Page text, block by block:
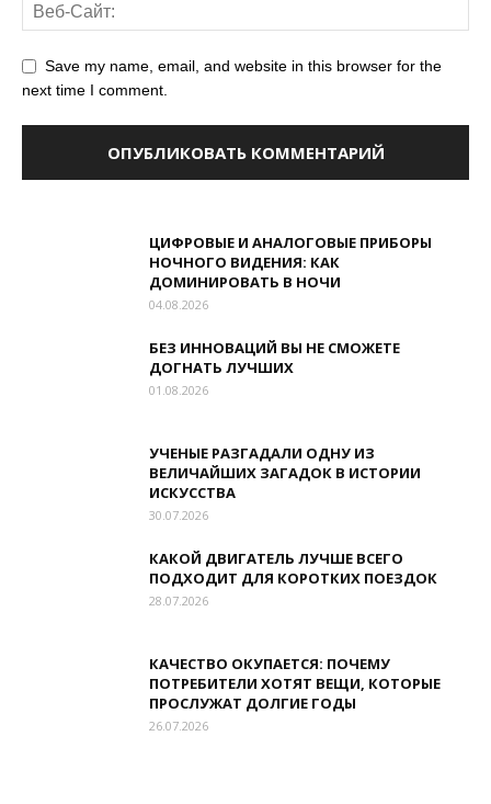
Save my name, email, and website in this browser for the
next time I comment.
ЦИФРОВЫЕ И АНАЛОГОВЫЕ ПРИБОРЫ
НОЧНОГО ВИДЕНИЯ: КАК
ДОМИНИРОВАТЬ В НОЧИ
04.08.2026
БЕЗ ИННОВАЦИЙ ВЫ НЕ СМОЖЕТЕ
ДОГНАТЬ ЛУЧШИХ
01.08.2026
УЧЕНЫЕ РАЗГАДАЛИ ОДНУ ИЗ
ВЕЛИЧАЙШИХ ЗАГАДОК В ИСТОРИИ
ИСКУССТВА
30.07.2026
КАКОЙ ДВИГАТЕЛЬ ЛУЧШЕ ВСЕГО
ПОДХОДИТ ДЛЯ КОРОТКИХ ПОЕЗДОК
28.07.2026
КАЧЕСТВО ОКУПАЕТСЯ: ПОЧЕМУ
ПОТРЕБИТЕЛИ ХОТЯТ ВЕЩИ, КОТОРЫЕ
ПРОСЛУЖАТ ДОЛГИЕ ГОДЫ
26.07.2026